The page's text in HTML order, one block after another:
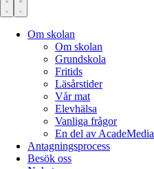
Om skolan
Om skolan
Grundskola
Fritids
Läsårstider
Vår mat
Elevhälsa
Vanliga frågor
En del av AcadeMedia
Antagningsprocess
Besök oss